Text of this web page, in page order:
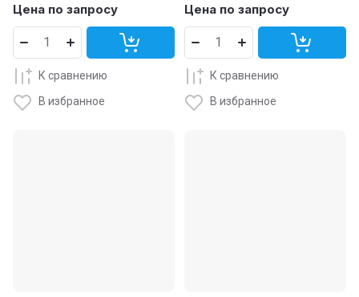
Цена по запросу
К сравнению
В избранное
Цена по запросу
К сравнению
В избранное